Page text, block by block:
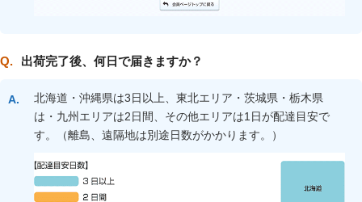
出荷完了後、何日で届きますか？
北海道・沖縄県は3日以上、東北エリア・茨城県・栃木県
は・九州エリアは2日間、その他エリアは1日が配達目安で
す。（離島、遠隔地は別途日数がかかります。）